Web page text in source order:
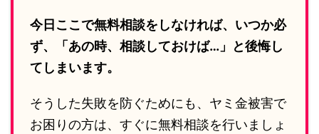
今日ここで無料相談をしなければ、いつか必
ず、「あの時、相談しておけば…」と後悔し
てしまいます。
そうした失敗を防ぐためにも、ヤミ金被害で
お困りの方は、すぐに無料相談を行いましょ